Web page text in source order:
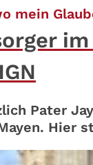
mein
Pater
Hier